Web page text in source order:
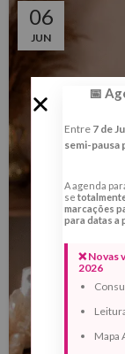
06
JUN
📅
Entre 7 de
semi-pausa
A agenda
se
marcações
para datas a
❌ Novas
2026
Mapa